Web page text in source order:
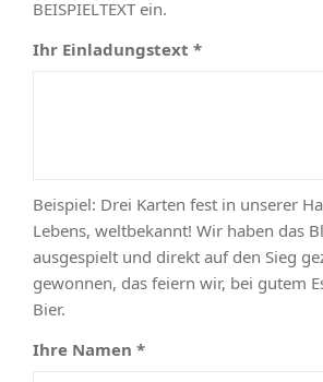
BEISPIELTEXT ein.
Ihr Einladungstext *
Beispiel: Drei Karten fest in unserer
Lebens, weltbekannt! Wir haben das
ausgespielt und direkt auf den Sieg
gewonnen, das feiern wir, bei gutem
Bier.
Ihre Namen *